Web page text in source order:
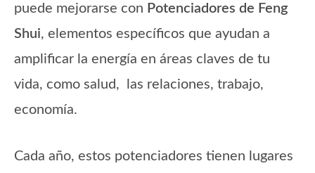
puede mejorarse con Potenciadores de Feng
Shui, elementos específicos que ayudan a
amplificar la energía en áreas claves de tu
vida, como salud, las relaciones, trabajo,
economía.
Cada año, estos potenciadores tienen lugares